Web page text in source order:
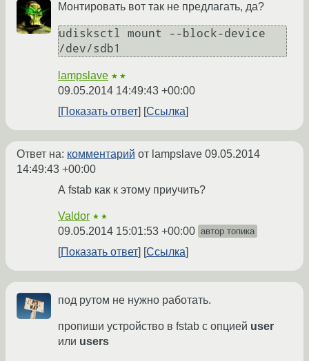
Монтировать вот так не предлагать, да?
udisksctl mount --block-device
/dev/sdb1
lampslave ★★
09.05.2014 14:49:43 +00:00
Показать ответ
Ссылка
Ответ на: комментарий от lampslave 09.05.2014
14:49:43 +00:00
А fstab как к этому приучить?
Valdor ★★
09.05.2014 15:01:53 +00:00 автор топика
Показать ответ Ссылка
под рутом не нужно работать.
пропиши устройство в fstab с опцией user
или users